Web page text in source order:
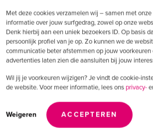
Met deze cookies verzamelen wij – samen met onze
informatie over jouw surfgedrag, zowel op onze
Denk hierbij aan een uniek bezoekers ID. Op basis
persoonlijk profiel van je op. Zo kunnen we de
communicatie beter afstemmen op jouw
advertenties laten zien die aansluiten bij jouw
Wil jij je voorkeuren wijzigen? Je vindt de cookie-
de website. Voor meer informatie, lees ons privacy-
Weigeren ACCEPTEREN
kan ik snel de juiste
aanknopingspunten zoeken
voor een heldere rode draad
over de keuzes die de klant
Wat doe je verder gedurende
“In de middag ben ik dan
onderweg naar een klant,